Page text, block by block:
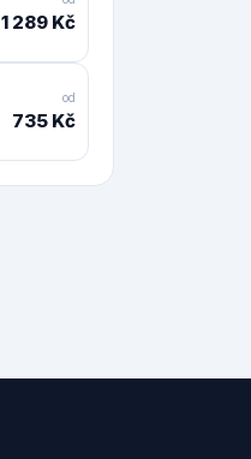
1 289 Kč
od
735 Kč